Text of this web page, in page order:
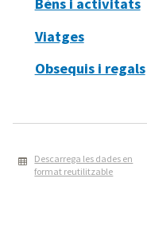
Béns i activitats
Viatges
Obsequis i regals
Descarrega les dades en
format reutilitzable